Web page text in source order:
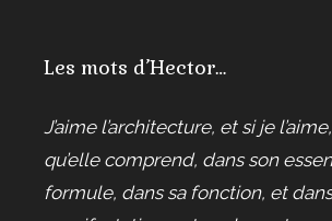
Les mots d’Hector…
J’aime l’architecture, et si je
qu’elle comprend, dans son
formule, dans sa fonction, et